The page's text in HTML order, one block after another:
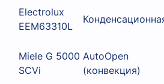
Electrolux
EEM63310L
Miele G 5000
SCVi
AutoOpen
(конвекция)